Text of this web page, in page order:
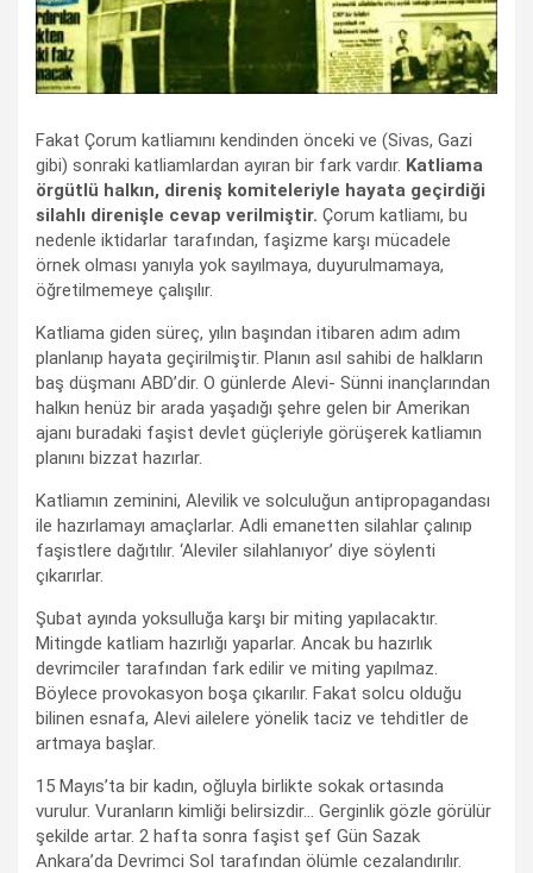
Fakat Çorum katliamını kendinden önceki ve (Sivas, Gazi
gibi) sonraki katliamlardan ayıran bir fark vardır. Katliama
örgütlü halkın, direniş komiteleriyle hayata geçirdiği
silahlı direnişle cevap verilmiştir. Çorum katliamı, bu
nedenle iktidarlar tarafından, faşizme karşı mücadele
örnek olması yanıyla yok sayılmaya, duyurulmamaya,
öğretilmemeye çalışılır.
Katliama giden süreç, yılın başından itibaren adım adım
planlanıp hayata geçirilmiştir. Planın asıl sahibi de halkların
baş düşmanı ABD’dir. O günlerde Alevi- Sünni inançlarından
halkın henüz bir arada yaşadığı şehre gelen bir Amerikan
ajanı buradaki faşist devlet güçleriyle görüşerek katliamın
planını bizzat hazırlar.
Katliamın zeminini, Alevilik ve solculuğun antipropagandası
ile hazırlamayı amaçlarlar. Adli emanetten silahlar çalınıp
faşistlere dağıtılır. ‘Aleviler silahlanıyor’ diye söylenti
çıkarırlar.
Şubat ayında yoksulluğa karşı bir miting yapılacaktır.
Mitingde katliam hazırlığı yaparlar. Ancak bu hazırlık
devrimciler tarafından fark edilir ve miting yapılmaz.
Böylece provokasyon boşa çıkarılır. Fakat solcu olduğu
bilinen esnafa, Alevi ailelere yönelik taciz ve tehditler de
artmaya başlar.
15 Mayıs’ta bir kadın, oğluyla birlikte sokak ortasında
vurulur. Vuranların kimliği belirsizdir… Gerginlik gözle görülür
şekilde artar. 2 hafta sonra faşist şef Gün Sazak
Ankara’da Devrimci Sol tarafından ölümle cezalandırılır.